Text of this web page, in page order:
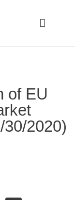
of EU
2020)